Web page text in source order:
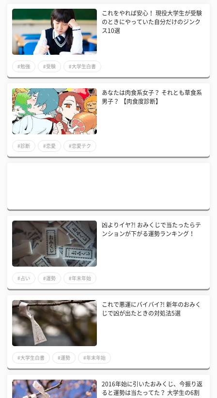
これをやれば安心！ 現役大学生が受験
のときにやっていた自分だけのジンク
ス10選
#勉強 #受験 #大学生白書
あなたは肉食系女子？ それとも草食系
男子？ 【肉食度診断】
#診断 #恋愛 #恋愛テク
凶よりイヤ?! おみくじで当たったらテ
ンションが下がる運勢ランキング！
#占い #運勢 #年末年始
これで悪運にバイバイ?! 新年のおみく
じで凶が出たときの対処法5選
#大学生白書 #運勢 #年末年始
2016年始に引いたおみくじ、今振り返
ると運勢は当たってた？ 大学生の6割